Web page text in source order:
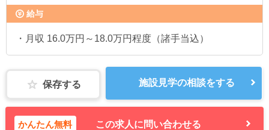
給与
・月収 16.0万円～18.0万円程度（諸手当込）
保存する 施設見学の相談をする
かんたん無料 この求人に問い合わせる